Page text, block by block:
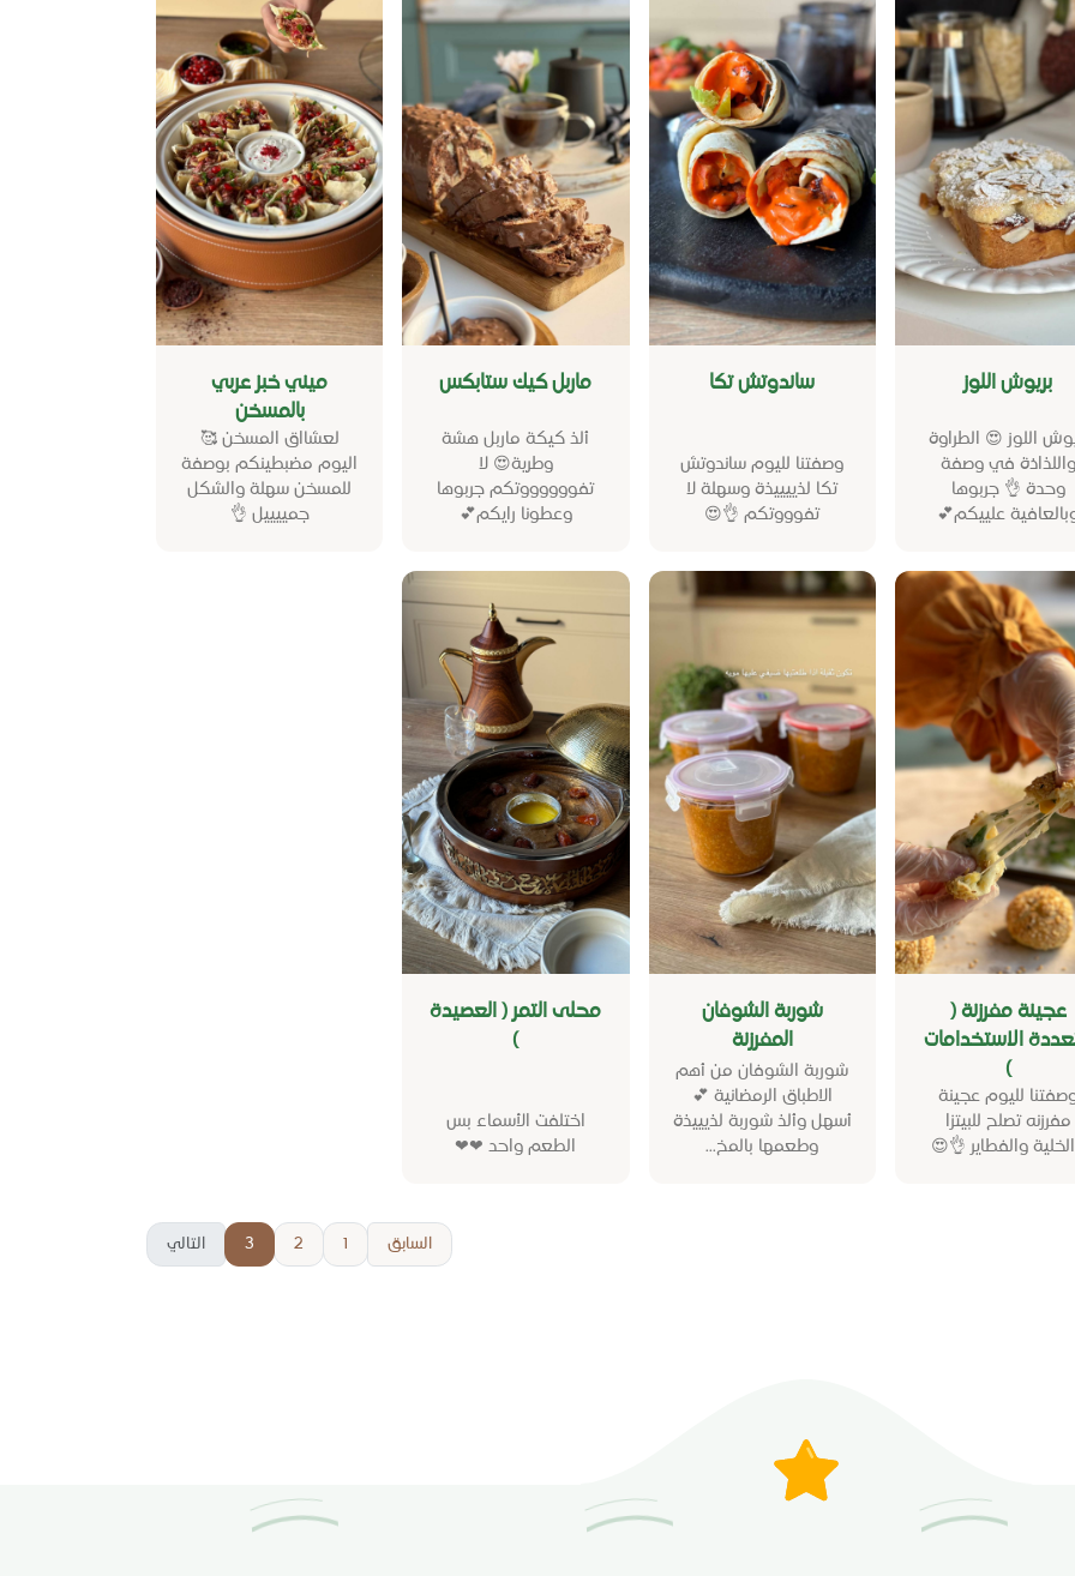
بريوش اللوز
اللوز 😍 الطراوة
واللذاذة في وصفة
وحدة 👌 جربوها
علييكم💕
ساندوتش تكا
وصفتنا لليوم ساندوتش
تكا لذييييذة وسهلة لا
تفوووتكم 👌😍
ماربل كيك ستابكس
ألذ كيكة ماربل هشة
وطرية😍 لا
تفووووووتكم جربوها
وعطونا رايكم💕
ميني خبز عربي
بالمسخن
لعشااق المسخن 🥰
اليوم مضبطينكم بوصفة
للمسخن سهلة والشكل
جمييييل 👌
عجينة مفرزنة (
الاستخدامات
)
لليوم عجينة
مفرزنه تصلح للبيتزا
والفطاير 👌😍
شوربة الشوفان
المفرزنة
شوربة الشوفان من أهم
الاطباق الرمضانية 💕
أسهل وألذ شوربة لذيييذة
وطعمها بالمخ...
محلى التمر ( العصيدة
)
اختلفت الأسماء بس
الطعم واحد ❤❤
السابق 2
3 التالي